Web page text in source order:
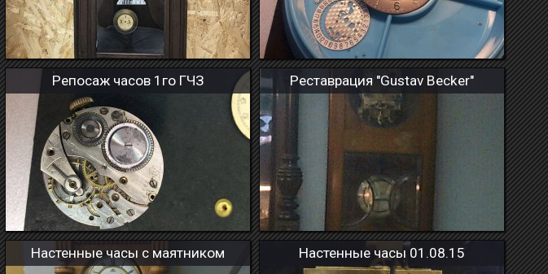
Репосаж часов 1го ГЧЗ Реставрация "Gustav Becker"
Настенные часы с маятником Настенные часы 01.08.15